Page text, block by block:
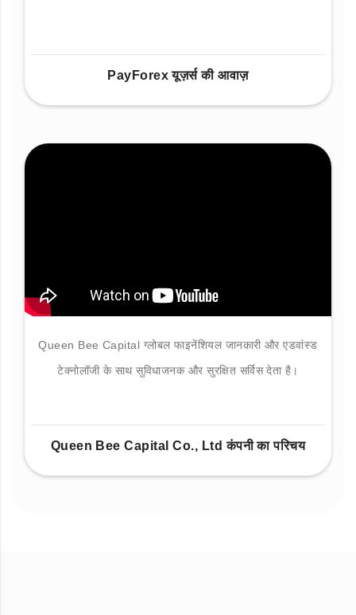
PayForex यूज़र्स की आवाज़
Queen Bee Capital ग्लोबल फाइनेंशियल जानकारी और एडवांस्ड
टेक्नोलॉजी के साथ सुविधाजनक और सुरक्षित सर्विस देता है।
Queen Bee Capital Co., Ltd कंपनी का परिचय